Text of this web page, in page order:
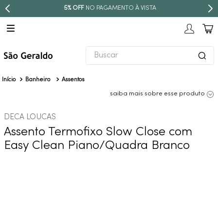
5% OFF NO PAGAMENTO À VISTA
Buscar
Banheiro Assentos
saiba mais sobre esse produto
DECA LOUCAS
Assento Termofixo Slow Close com
Easy Clean Piano/Quadra Branco
TERMOS MAIS BUSCADOS
4º
atlas